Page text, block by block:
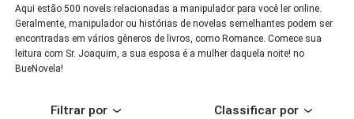
Aqui estão 500 novels relacionadas a manipulador para você ler online.
Geralmente, manipulador ou histórias de novelas semelhantes podem ser
encontradas em vários gêneros de livros, como Romance. Comece sua
leitura com Sr. Joaquim, a sua esposa é a mulher daquela noite! no
BueNovela!
Filtrar por Classificar por